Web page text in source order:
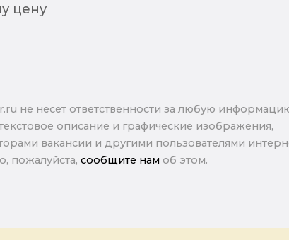
цену
не несет ответственности за любую
описание и графические изображения,
вакансии и другими пользователями
пожалуйста, сообщите нам об этом.